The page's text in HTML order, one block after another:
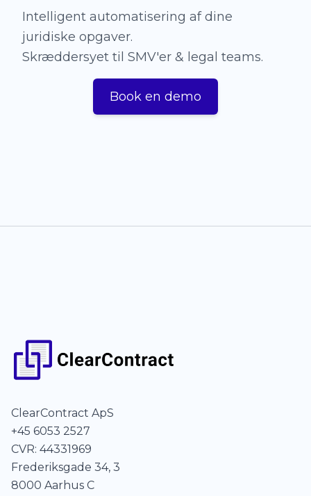
Intelligent automatisering af dine
juridiske opgaver.
Skræddersyet til SMV'er & legal teams.
Book en demo
ClearContract ApS
+45 6053 2527
CVR: 44331969
Frederiksgade 34, 3
8000 Aarhus C